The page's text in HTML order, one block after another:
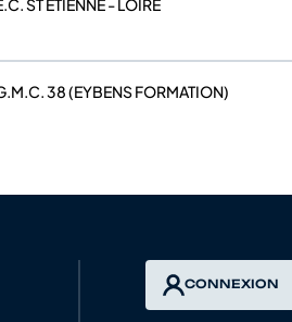
38 (EYBENS FORMATION)
C'CHARTRES CYCLISME
CONNEXION